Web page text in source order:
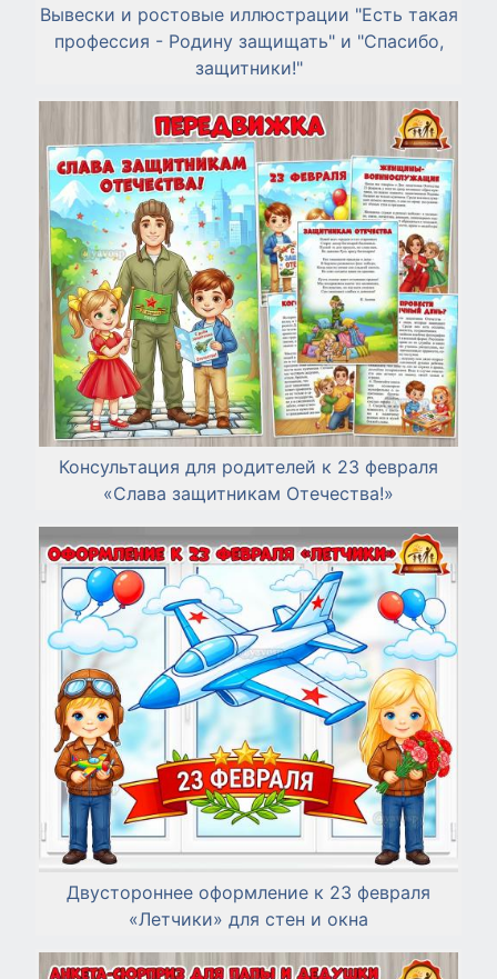
Вывески и ростовые иллюстрации "Есть такая
профессия - Родину защищать" и "Спасибо,
защитники!"
Консультация для родителей к 23 февраля
«Слава защитникам Отечества!»
Двустороннее оформление к 23 февраля
«Летчики» для стен и окна